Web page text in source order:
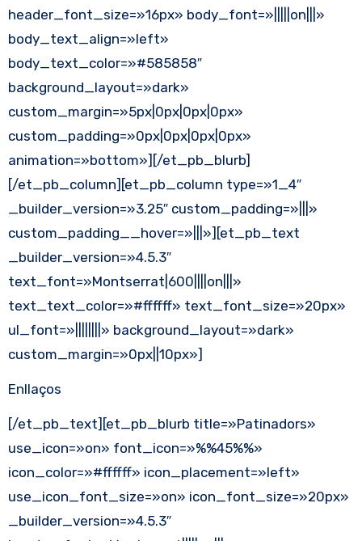
header_font_size=»16px» body_font=»|||||on|||»
body_text_align=»left»
body_text_color=»#585858″
background_layout=»dark»
custom_margin=»5px|0px|0px|0px»
custom_padding=»0px|0px|0px|0px»
animation=»bottom»][/et_pb_blurb]
[/et_pb_column][et_pb_column type=»1_4″
_builder_version=»3.25″ custom_padding=»|||»
custom_padding__hover=»|||»][et_pb_text
_builder_version=»4.5.3″
text_font=»Montserrat|600||||on|||»
text_text_color=»#ffffff» text_font_size=»20px»
ul_font=»||||||||» background_layout=»dark»
custom_margin=»0px||10px»]
Enllaços
[/et_pb_text][et_pb_blurb title=»Patinadors»
use_icon=»on» font_icon=»%%45%%»
icon_color=»#ffffff» icon_placement=»left»
use_icon_font_size=»on» icon_font_size=»20px»
_builder_version=»4.5.3″